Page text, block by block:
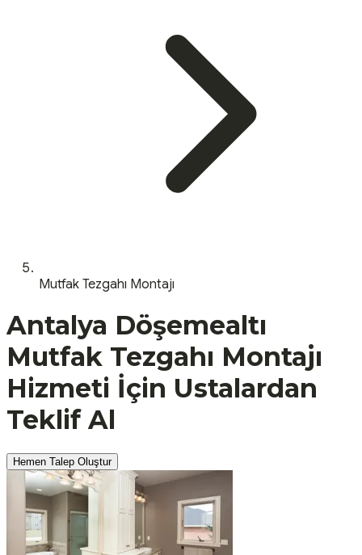
Mutfak Tezgahı Montajı
Antalya Döşemealtı
Mutfak Tezgahı Montajı
Hizmeti İçin Ustalardan
Teklif Al
Hemen Talep Oluştur